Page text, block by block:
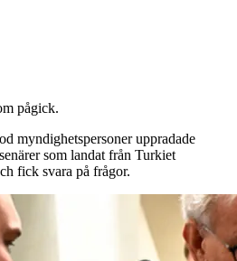
pågick.
myndighetspersoner uppradade
som landat från Turkiet
fick svara på frågor.